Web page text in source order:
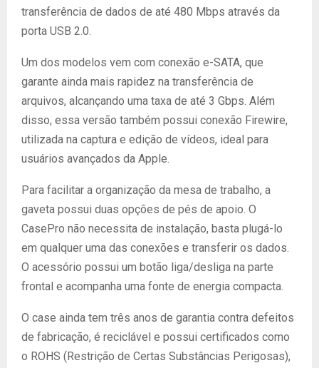
transferência de dados de até 480 Mbps através da
porta USB 2.0.
Um dos modelos vem com conexão e-SATA, que
garante ainda mais rapidez na transferência de
arquivos, alcançando uma taxa de até 3 Gbps. Além
disso, essa versão também possui conexão Firewire,
utilizada na captura e edição de vídeos, ideal para
usuários avançados da Apple.
Para facilitar a organização da mesa de trabalho, a
gaveta possui duas opções de pés de apoio. O
CasePro não necessita de instalação, basta plugá-lo
em qualquer uma das conexões e transferir os dados.
O acessório possui um botão liga/desliga na parte
frontal e acompanha uma fonte de energia compacta.
O case ainda tem três anos de garantia contra defeitos
de fabricação, é reciclável e possui certificados como
o ROHS (Restrição de Certas Substâncias Perigosas),